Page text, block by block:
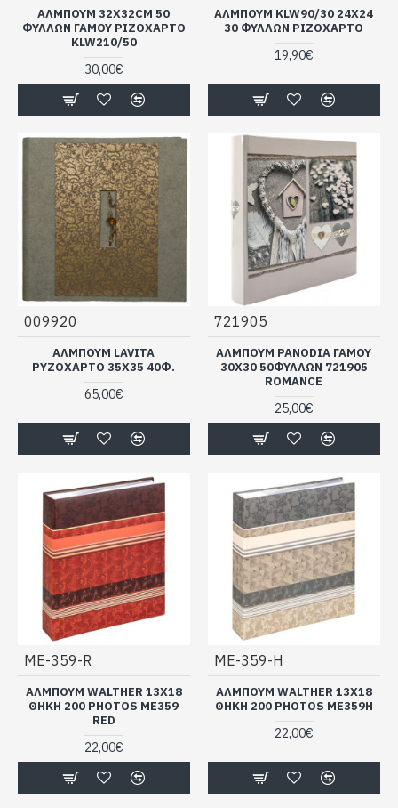
ΑΛΜΠΟΥΜ 32Χ32CM 50
ΦΥΛΛΩΝ ΓΑΜΟΥ ΡΙΖΟΧΑΡΤΟ
KLW210/50
30,00€
ΑΛΜΠΟΥΜ KLW90/30 24X24
30 ΦΥΛΛΩΝ ΡΙΖΟΧΑΡΤΟ
19,90€
009920
ΆΛΜΠΟΥΜ LAVITA
ΡΥΖΌΧΑΡΤΟ 35X35 40Φ.
65,00€
721905
ΑΛΜΠΟΥΜ PANODIA ΓΑΜΟΥ
30Χ30 50ΦΥΛΛΩΝ 721905
ROMANCE
25,00€
ME-359-R
ΑΛΜΠΟΥΜ WALTHER 13Χ18
ΘΗΚΗ 200 PHOTOS ME359
RED
22,00€
ME-359-H
ΑΛΜΠΟΥΜ WALTHER 13Χ18
ΘΗΚΗ 200 PHOTOS ME359H
22,00€